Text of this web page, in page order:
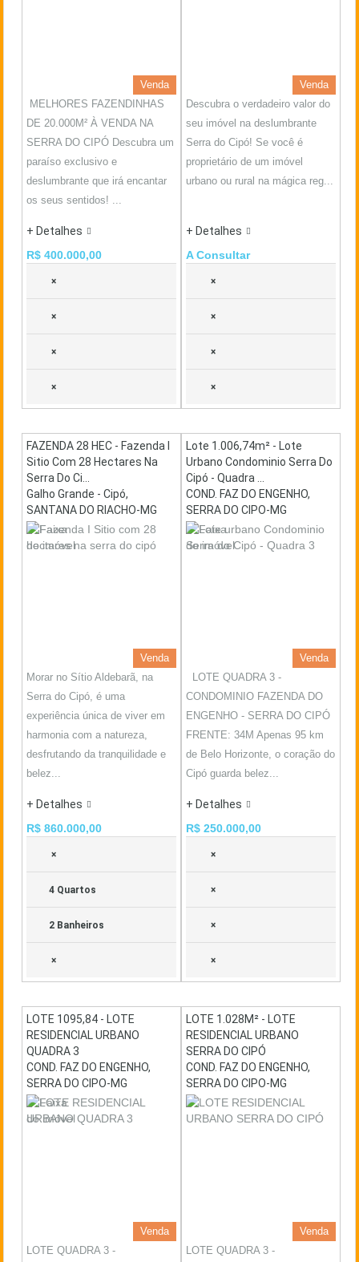
Venda
MELHORES FAZENDINHAS
DE 20.000M² À VENDA NA
SERRA DO CIPÓ Descubra um
paraíso exclusivo e
deslumbrante que irá encantar
os seus sentidos! ...
+ Detalhes
R$ 400.000,00
×
×
×
×
Venda
Descubra o verdadeiro valor do
seu imóvel na deslumbrante
Serra do Cipó! Se você é
proprietário de um imóvel
urbano ou rural na mágica reg...
+ Detalhes
A Consultar
×
×
×
×
FAZENDA 28 HEC - Fazenda I
Sitio Com 28 Hectares Na
Serra Do Ci...
Galho Grande - Cipó,
SANTANA DO RIACHO-MG
Venda
Morar no Sítio Aldebarã, na
Serra do Cipó, é uma
experiência única de viver em
harmonia com a natureza,
desfrutando da tranquilidade e
belez...
+ Detalhes
R$ 860.000,00
×
4 Quartos
2 Banheiros
×
Lote 1.006,74m² - Lote
Urbano Condominio Serra Do
Cipó - Quadra ...
COND. FAZ DO ENGENHO,
SERRA DO CIPO-MG
Venda
LOTE QUADRA 3 -
CONDOMINIO FAZENDA DO
ENGENHO - SERRA DO CIPÓ
FRENTE: 34M Apenas 95 km
de Belo Horizonte, o coração do
Cipó guarda belez...
+ Detalhes
R$ 250.000,00
×
×
×
×
LOTE 1095,84 - LOTE
RESIDENCIAL URBANO
QUADRA 3
COND. FAZ DO ENGENHO,
SERRA DO CIPO-MG
Venda
LOTE QUADRA 3 -
LOTE 1.028M² - LOTE
RESIDENCIAL URBANO
SERRA DO CIPÓ
COND. FAZ DO ENGENHO,
SERRA DO CIPO-MG
Venda
LOTE QUADRA 3 -